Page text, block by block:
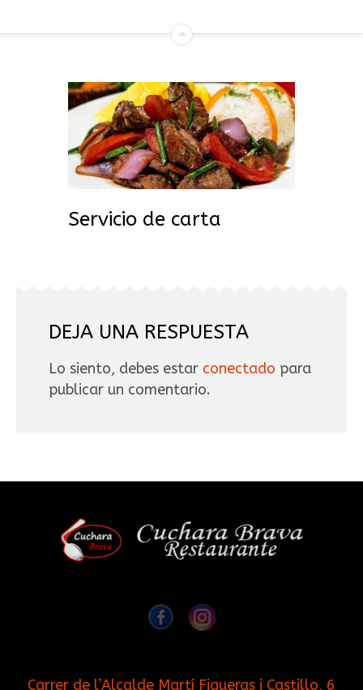
Servicio de carta
DEJA UNA RESPUESTA
Lo siento, debes estar conectado para
publicar un comentario.
Carrer de l’Alcalde Martí Figueras i Castillo, 6